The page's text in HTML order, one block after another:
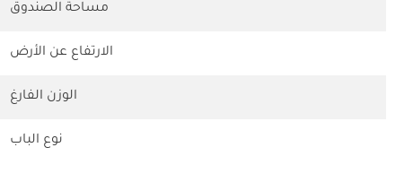
مساحة الصندوق
الارتفاع عن الأرض
الوزن الفارغ
نوع الباب